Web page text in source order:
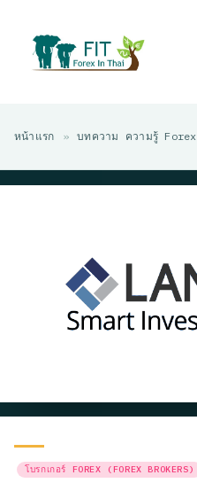
หน้าแรก » บทความ ความรู้ Forex
Posted
โบรกเกอร์ FOREX (FOREX BROKERS)